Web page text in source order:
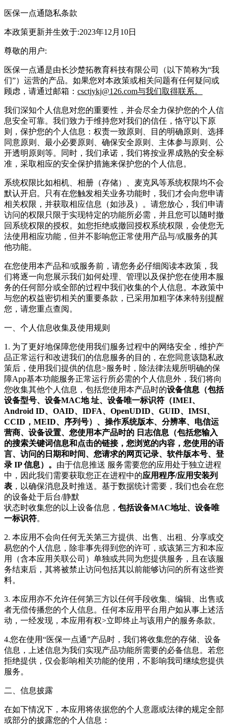
医保一点通隐私条款
本政策更新并生效于:2023年12月10日
尊敬的用户:
医保一点通是由长沙楚拓教育科技有限公司（以下简称为“我
们”）运营的产品。如果您对本政策或相关问题有任何疑问或
顾虑，请通过邮箱： csctjykj@126.com与我们取得联系。
我们深知个人信息对您的重要性，并会尽全力保护您的个人信
息安全可靠。我们致力于维持您对我们的信任，恪守以下原
则，保护您的个人信息：权责一致原则、目的明确原则、选择
同意原则、最小必要原则、确保安全原则、主体参与原则、公
开透明原则等。同时，我们承诺，我们将按业界成熟的安全标
准，采取相应的安全保护措施来保护您的个人信息。
系统权限比如相机、相册（存储）、麦克风等系统权限均不会
默认开启。只有在您触发相关业务功能时，我们才会向您申请
相关权限，并获取相应信息（如涉及）。请您放心，我们申请
访问的权限只限于实现特定的功能所必需，并且您可以随时撤
回系统权限的授权。如您拒绝或撤回授权系统权限，会使您无
法使用相应功能，但并不影响您正常使用产品与/或服务的其
他功能。
在您使用本产品和/或服务前，请您务必仔细阅读本政策，我
们将逐一向您展示我们如何处理、管理以及保护您在使用本服
务的任何部分或全部的过程中我们收集的个人信息。本政策中
与您的权益密切相关的重要条款，已采用加粗字体来特别提醒
您，请您重点查阅。
一、个人信息收集及使用规则
1. 为了更好地保障您使用我们服务过程中的网络安全，维护产
品正常运行和改进我们的信息服务的目的，在您同意该隐私政
策后，使用我们提供的信息>服务时，除法律法规所明确的保
障App基本功能服务正常运行所必需的个人信息外，我们将向
您收集其他个人信息，包括您使用本产品时的设备信息（包括
设备型号、设备MAC地 址、设备唯一标识符（IMEI、
Android ID、OAID、IDFA、OpenUDID、GUID、IMSI、
CCID，MEID、序列号）、操作系统版本、分辨率、电信运
营商、设备设置、您使用本产品时的 日志信息（包括您输入
的搜索关键词信息和点击的链接，您浏览的内容，您使用的语
言、访问的日期和时间、您请求的网页记录、软件版本号、登
录 IP 信息）。 由于信息推送 服务需要您的应用处于独立进程
中，因此我们需要获取您正在进程中的应用程序/应用安装列
表 ，以确保消息及时推送。基于数据统计需要，我们也会在您
的设备处于后台/静默
状态时收集您的以上设备信息， 包括设备MAC地址、设备唯
一标识符。
2. 本应用不会向任何无关第三方提供、出售、出租、分享或交
易您的个人信息，除非事先得到您的许可，或该第三方和本应
用（含本应用关联公司）单独或共同为您提供服务，且在该服
务结束后，其将被禁止访问包括其以前能够访问的所有这些资
料。
3. 本应用亦不允许任何第三方以任何手段收集、编辑、出售或
者无偿传播您的个人信息。任何本应用平台用户如从事上述活
动，一经发现，本应用有权>立即终止与该用户的服务条款。
4.您在使用“医保一点通”产品时，我们将收集您的存储、设备
信息，上述信息为我们实现产品功能所需要的必备信息。若您
拒绝提供，仅会影响相关功能的使用，不影响我司继续您提供
服务。
二、信息披露
在如下情况下，本应用将依据您的个人意愿或法律的规定全部
或部分的披露您的个人信息：